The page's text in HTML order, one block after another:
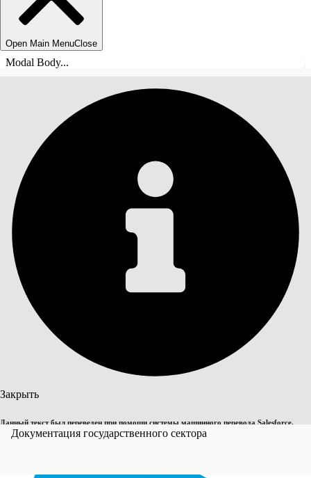
Open Main MenuClose
Modal Body...
Закрыть
Данный текст был переведен при помощи системы машинного перевода Salesforce.
Дополнительные сведения см.здесь.
Переключить на английский
Документация государственного сектора
СОДЕРЖАНИЕ